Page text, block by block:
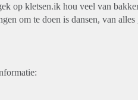
op kletsen.ik hou veel van
om te doen is dansen, van